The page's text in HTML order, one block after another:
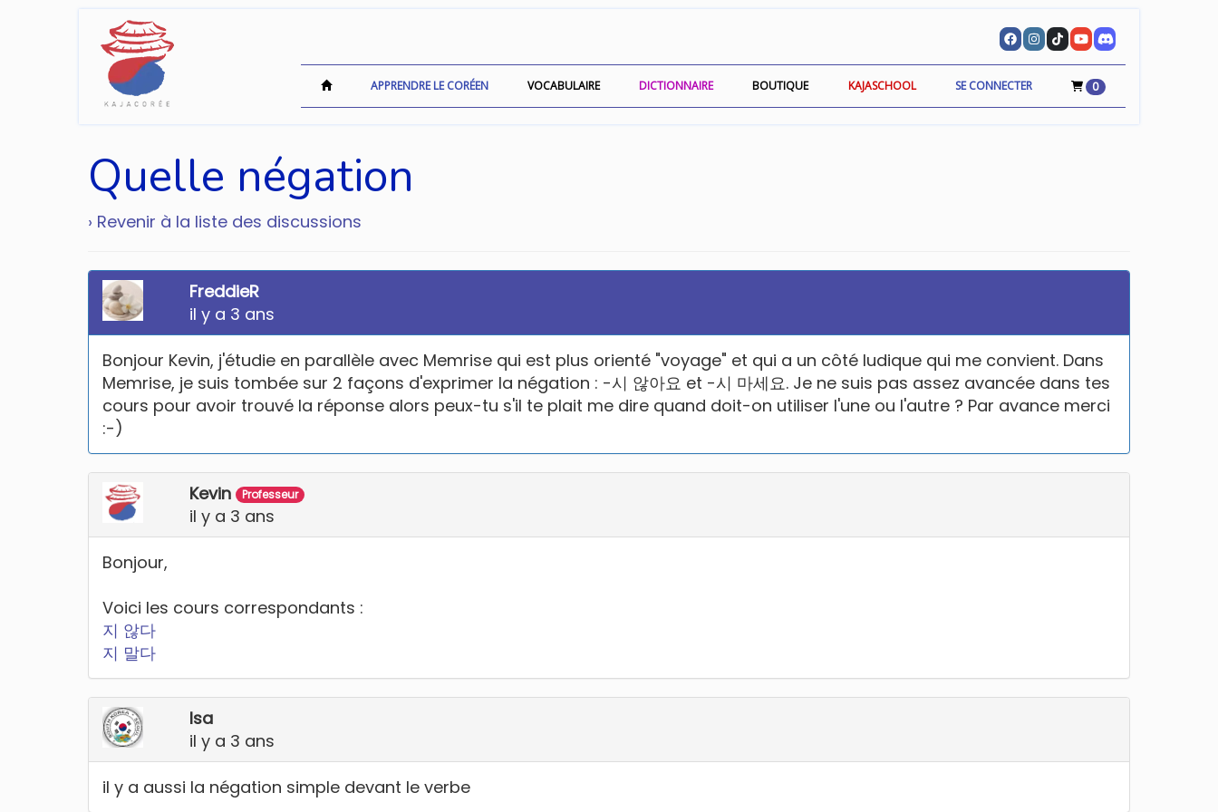
0
SE CONNECTER
KAJASCHOOL
BOUTIQUE
DICTIONNAIRE
VOCABULAIRE
APPRENDRE LE CORÉEN
Quelle négation
› Revenir à la liste des discussions
FreddieR
il y a 3 ans
Bonjour Kevin, j'étudie en parallèle avec Memrise qui est plus orienté "voyage" et qui a un côté ludique qui me convient. Dans
Memrise, je suis tombée sur 2 façons d'exprimer la négation : -시 않아요 et -시 마세요. Je ne suis pas assez avancée dans tes
cours pour avoir trouvé la réponse alors peux-tu s'il te plait me dire quand doit-on utiliser l'une ou l'autre ? Par avance merci
:-)
Kevin Professeur
il y a 3 ans
Bonjour,
Voici les cours correspondants :
지 않다
지 말다
Isa
il y a 3 ans
il y a aussi la négation simple devant le verbe